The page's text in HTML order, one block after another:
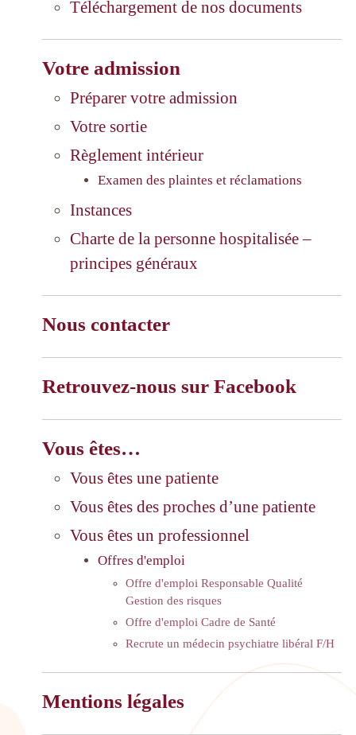
Téléchargement de nos documents
Votre admission
Préparer votre admission
Votre sortie
Règlement intérieur
Examen des plaintes et réclamations
Instances
Charte de la personne hospitalisée –
principes généraux
Nous contacter
Retrouvez-nous sur Facebook
Vous êtes…
Vous êtes une patiente
Vous êtes des proches d’une patiente
Vous êtes un professionnel
Offres d'emploi
Offre d'emploi Responsable Qualité
Gestion des risques
Offre d'emploi Cadre de Santé
Recrute un médecin psychiatre libéral F/H
Mentions légales